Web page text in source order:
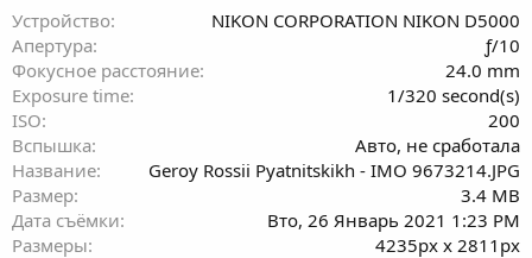
Устройство
NIKON CORPORATION NIKON D5000
Апертура
ƒ/10
Фокусное расстояние
24.0 mm
Exposure time
1/320 second(s)
ISO
200
Вспышка
Авто, не сработала
Название
Geroy Rossii Pyatnitskikh - IMO 9673214.JPG
Размер
3.4 MB
Дата съёмки
Вто, 26 Январь 2021 1:23 PM
Размеры
4235px x 2811px